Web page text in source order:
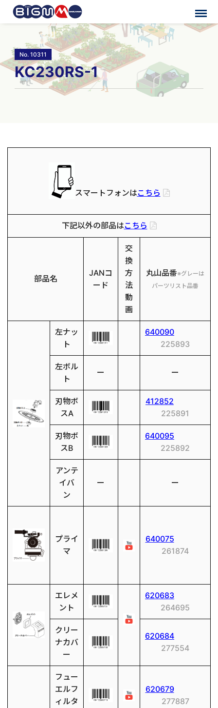
No. 10311
KC230RS-1
スマートフォンはこちら
下記以外の部品はこちら
部品名
JANコ
ード
交
換
方
法
動
画
丸山品番※グレーは
パーツリスト品番
左ナッ
ト
640090
225893
左ボル
ト
ー ー
刃物ボ
スA
412852
225891
刃物ボ
スB
640095
225892
アンテ
イバ
ン
ー ー
プライ
マ
640075
261874
エレメ
ント
620683
264695
クリー
ナカバ
ー
620684
277554
フュー
エルフ
ィルタ
620679
277887